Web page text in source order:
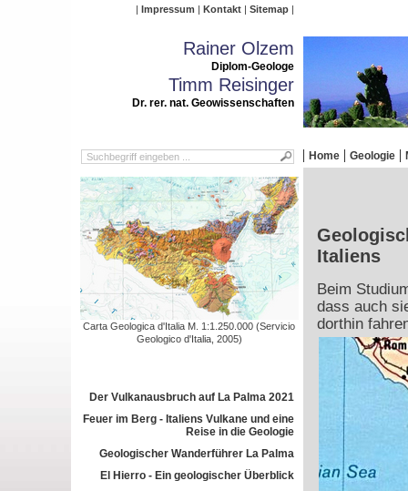
Impressum Kontakt Sitemap
Rainer Olzem
Diplom-Geologe
Timm Reisinger
Dr. rer. nat. Geowissenschaften
Home Geologie
Carta Geologica d'Italia M. 1:1.250.000 (Servicio
Geologico d'Italia, 2005)
Der Vulkanausbruch auf La Palma 2021
Feuer im Berg - Italiens Vulkane und eine
Reise in die Geologie
Geologischer Wanderführer La Palma
El Hierro - Ein geologischer Überblick
Italiens
Beim
dass auch
dorthin